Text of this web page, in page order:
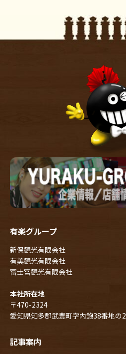
有楽グループ
新保観光有限会社
有美観光有限会社
冨士宮観光有限会社
本社所在地
〒470-2324
愛知県知多郡武豊町字内鉋38番地の2
記事案内